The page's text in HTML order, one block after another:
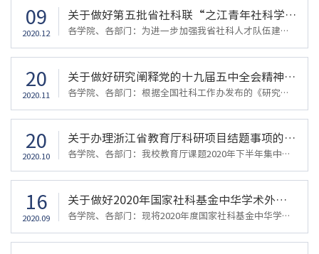
09
2020.12
关于做好第五批省社科联“之江青年社科学者行动计划”申报工作的通知
各学院、各部门：为进一步加强我省社科人才队伍建设，扶持和培育更多优秀青年社科人才，根据省社科联《之江青年社科学者行动计划实施方案》（以下简称为“行动计划”），决定在全省范围内遴选第五批“之江青年社科学者”。现就申报工作通知如下：一、申报对象年龄在39周岁以下（1982年1月1日后出生），研究领域为哲学社会科学的青年学者。二、申报条件和要求申请人须同时符合下列条件：1．坚持正确的政治方向，学风端正，治学严...
20
2020.11
关于做好研究阐释党的十九届五中全会精神国家社科基金重大项目和省社科规划专项课题申报工作的通知
各学院、各部门：根据全国社科工作办发布的《研究阐释党的十九届五中全会精神国家社科基金重大项目招标公告》（详见附件）和省社科工作办通知，研究阐释党的十九届五中全会精神国家社科基金重大项目与浙江省社科规划“研究阐释党的十九届五中全会精神”专项课题合并申报、分开评审。现将有关事项通知如下：一、投标（申报）类型与选题本次投标的国家社科基金项目级别为重大项目，省社科规划课题级别为重点课题或一般课题。申请...
20
2020.10
关于办理浙江省教育厅科研项目结题事项的通知（2020年下半年）
各学院、各部门：我校教育厅课题2020年下半年集中受理结题时间截止到2020年10月30日，需报送《浙江省教育厅科研项目结题报告》一式2份及佐证材料1份，并在教育厅科研项目管理系统中（http://www.ky.zjedu.gov.cn/index.php）填写结题管理，材料不全不予受理。请各位项目负责人务必对照《2020年省教育厅科研项目结题要求》，抓紧办理结题手续。结题材料由学院按要求检查汇总，并填写结题汇总表。附件【2020年浙江省教育厅科研项...
16
2020.09
关于做好2020年国家社科基金中华学术外译项目申报工作的通知
各学院、各部门：现将2020年度国家社科基金中华学术外译项目申报有关事项通知如下：一、项目宗旨中华学术外译项目主要资助代表中国学术水准、体现中华文化精髓、反映中国学术前沿的学术精品，以外文形式在国外权威出版机构出版并进入国外主流发行传播渠道，旨在发挥国家社科基金的示范引导作用，深化中外学术交流和对话，进一步扩大中国学术的国际影响力，提升国际学术话语权，让世界了解“哲学社会科学中的中国”。二、资助范...